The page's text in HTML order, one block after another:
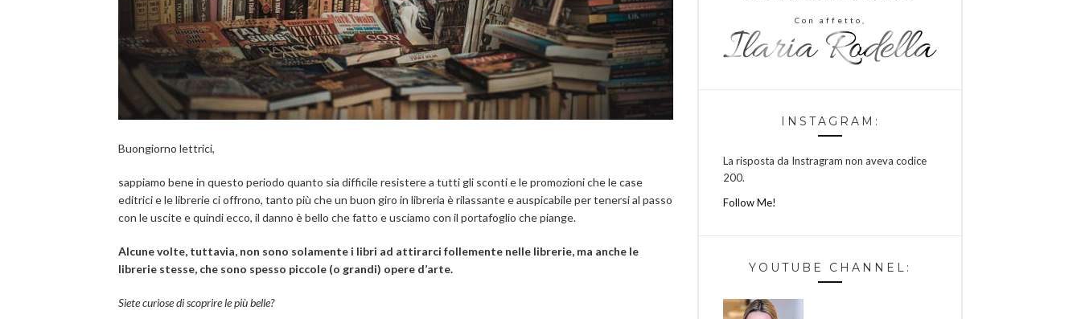
Buongiorno lettrici,
sappiamo bene in questo periodo quanto sia difficile resistere a tutti gli sconti e le promozioni che le case
editrici e le librerie ci offrono, tanto più che un buon giro in libreria è rilassante e auspicabile per tenersi al passo
con le uscite e quindi ecco, il danno è bello che fatto e usciamo con il portafoglio che piange.
Alcune volte, tuttavia, non sono solamente i libri ad attirarci follemente nelle librerie, ma anche le
librerie stesse, che sono spesso piccole (o grandi) opere d’arte.
Siete curiose di scoprire le più belle?
Con affetto,
INSTAGRAM:
La risposta da Instragram non aveva codice
200.
Follow Me!
YOUTUBE CHANNEL: